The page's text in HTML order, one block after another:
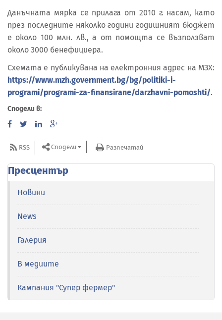
Данъчната мярка се прилага от 2010 г. насам, като
през последните няколко години годишният бюджет
е около 100 млн. лв., а от помощта се възползват
около 3000 бенефициера.
Схемата е публикувана на електронния адрес на МЗХ:
https://www.mzh.government.bg/bg/politiki-i-
programi/programi-za-finansirane/darzhavni-pomoshti/.
Сподели в:
RSS Сподели Разпечатай
Пресцентър
Новини
News
Галерия
В медиите
Кампания "Супер фермер"